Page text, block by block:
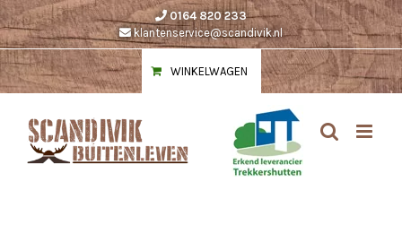
Ga
naar
inhoud
0164 820 233
klantenservice@scandivik.nl
WINKELWAGEN